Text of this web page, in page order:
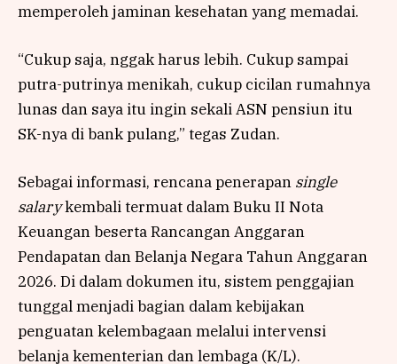
memperoleh jaminan kesehatan yang memadai.
“Cukup saja, nggak harus lebih. Cukup sampai
putra-putrinya menikah, cukup cicilan rumahnya
lunas dan saya itu ingin sekali ASN pensiun itu
SK-nya di bank pulang,” tegas Zudan.
Sebagai informasi, rencana penerapan single
salarykembali termuat dalam Buku II Nota
Keuangan beserta Rancangan Anggaran
Pendapatan dan Belanja Negara Tahun Anggaran
2026. Di dalam dokumen itu, sistem penggajian
tunggal menjadi bagian dalam kebijakan
penguatan kelembagaan melalui intervensi
belanja kementerian dan lembaga (K/L).